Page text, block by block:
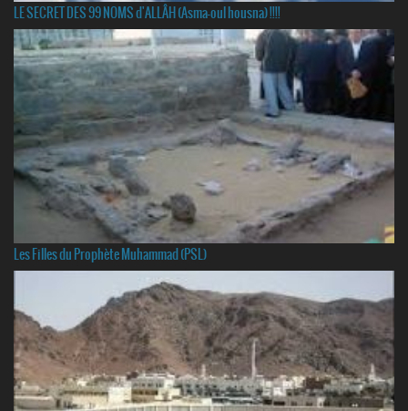
LE SECRET DES 99 NOMS d'ALLÂH (Asma-oul housna) !!!!
Les Filles du Prophète Muhammad (PSL)